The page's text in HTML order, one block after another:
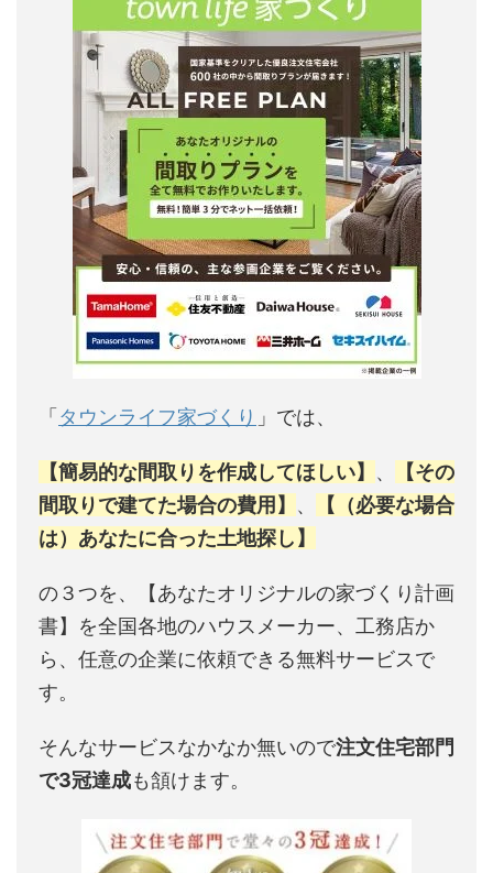
「タウンライフ家づくり 」では、
【簡易的な間取りを作成してほしい】 、
【その
間取りで建てた場合の費用】 、
【（必要な場合
は）あなたに合った土地探し】
の３つを、【あなたオリジナルの家づくり計画
書】を全国各地のハウスメーカー、工務店か
ら、任意の企業に依頼できる無料サービスで
す。
そんなサービスなかなか無いので注文住宅部門
で3冠達成も頷けます。